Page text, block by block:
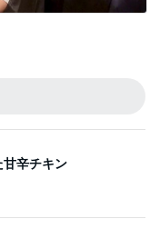
甘辛チキン